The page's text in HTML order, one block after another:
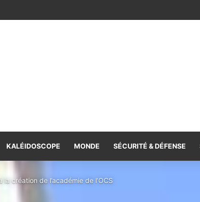
rival
KALÉIDOSCOPE MONDE SÉCURITÉ & DÉFENSE
création de l’académie de l’OCS